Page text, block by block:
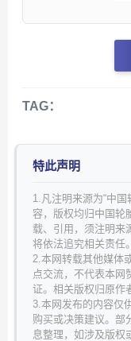
TAG：
特此声明
1.凡注明来源为“中
容，版权均归中国轮
载、引用，须注明来
将依法追究相关责任。
2.本网转载其他媒体
点交流，不代表本网
证。相关版权归原作
3.本网发布的内容仅
购买或决策建议。部
息整理，如涉及版权